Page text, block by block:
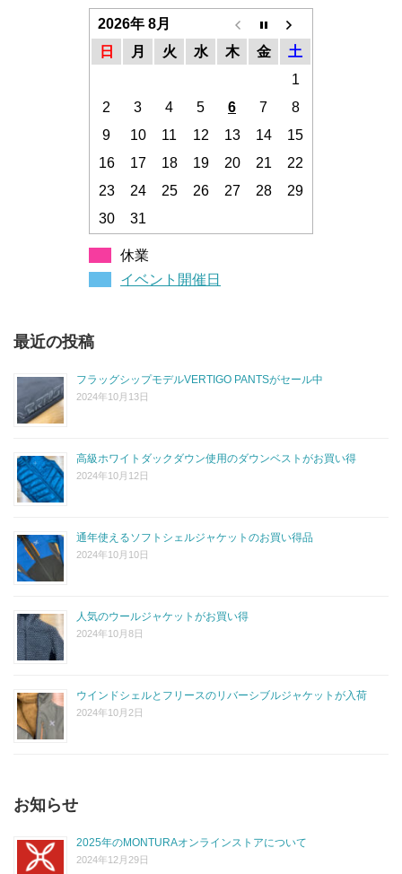
2026年 8月
日
月 火 水 木 金
土
1
2
3 4 5 6 7
8
9
10 11 12 13 14
15
16
17 18 19 20 21
22
23
24 25 26 27 28
29
30
31
休業
イベント開催日
最近の投稿
フラッグシップモデルVERTIGO PANTSがセール中
2024年10月13日
高級ホワイトダックダウン使用のダウンベストがお買い得
2024年10月12日
通年使えるソフトシェルジャケットのお買い得品
2024年10月10日
人気のウールジャケットがお買い得
2024年10月8日
ウインドシェルとフリースのリバーシブルジャケットが入荷
2024年10月2日
お知らせ
2025年のMONTURAオンラインストアについて
2024年12月29日